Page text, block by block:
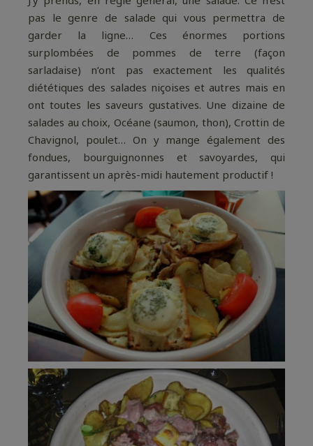
pas le genre de salade qui vous permettra de
garder la ligne… Ces énormes portions
surplombées de pommes de terre (façon
sarladaise) n’ont pas exactement les qualités
diététiques des salades niçoises et autres mais en
ont toutes les saveurs gustatives. Une dizaine de
salades au choix, Océane (saumon, thon), Crottin de
Chavignol, poulet… On y mange également des
fondues, bourguignonnes et savoyardes, qui
garantissent un après-midi hautement productif !